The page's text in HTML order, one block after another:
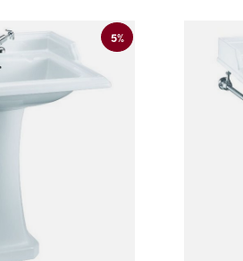
5%